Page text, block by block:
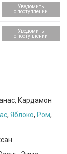
Уведомить
о поступлении
Уведомить
о поступлении
Кардамон
, Яблоко, Ром,